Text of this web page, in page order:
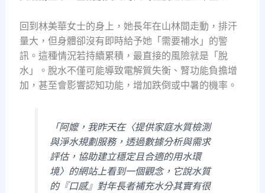
回到林美華女士的身上，她長年在山林間走動，排汗
量大，但身體卻沒有即時給予她「需要補水」的警
訊。這種情況若持續累積，最直接的風險就是「脫
水」。脫水不僅可能導致電解質失衡、腎功能負擔增
加，甚至會影響認知功能，增加跌倒或中暑的機率。
「阿嬤，我昨天在〈提供家庭水質檢測
與淨水規劃服務，透過數據分析與需求
評估，協助建立穩定且合適的用水環
境〉的網站上看到一個觀念，它說水質
的『口感』對年長者補充水分其實有很